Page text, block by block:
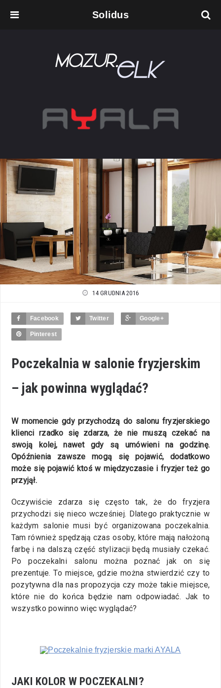
Solidus
14 GRUDNIA 2016
Facebook Twitter Google+
Pinterest
Poczekalnia w salonie fryzjerskim
– jak powinna wyglądać?
W momencie gdy przychodzą do salonu fryzjerskiego
klienci rzadko się zdarza, że nie muszą czekać na
swoją kolej, nawet gdy są umówieni na godzinę.
Opóźnienia zawsze mogą się pojawić, dodatkowo
może się pojawić ktoś w międzyczasie i fryzjer też go
przyjął.
Oczywiście zdarza się często tak, że do fryzjera
przychodzi się nieco wcześniej. Dlatego praktycznie w
każdym salonie musi być organizowana poczekalnia.
Tam również spędzają czas osoby, które mają nałożoną
farbę i na dalszą część stylizacji będą musiały czekać.
Po poczekalni salonu można poznać jak on się
prezentuje. To miejsce, gdzie można stwierdzić czy to
pozytywna dla nas propozycja czy może takie miejsce,
które nie do końca będzie nam odpowiadać. Jak to
wszystko powinno więc wyglądać?
JAKI KOLOR W POCZEKALNI?